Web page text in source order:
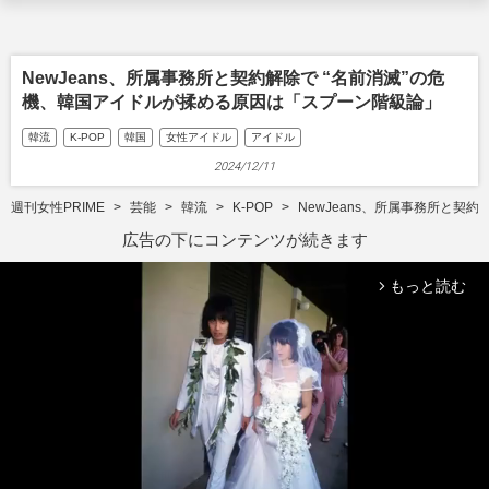
NewJeans、所属事務所と契約解除で “名前消滅”の危
機、韓国アイドルが揉める原因は「スプーン階級論」
韓流 K-POP 韓国 女性アイドル アイドル
2024/12/11
週刊女性PRIME 芸能 韓流 K-POP NewJeans、所属事務所と契約
広告の下にコンテンツが続きます
arrow_forward_ios もっと読む